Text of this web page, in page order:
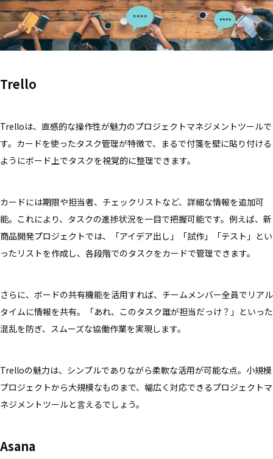
Trello
Trelloは、直感的な操作性が魅力のプロジェクトマネジメントツールで
す。カードを使ったタスク管理が特徴で、まるで付箋を壁に貼り付ける
ようにボード上でタスクを視覚的に整理できます。
カードには期限や担当者、チェックリストなど、詳細な情報を追加可
能。これにより、タスクの進捗状況を一目で把握可能です。例えば、新
商品開発プロジェクトでは、「アイデア出し」「試作」「テスト」とい
ったリストを作成し、各段階でのタスクをカードで管理できます。
さらに、ボードの共有機能を活用すれば、チームメンバー全員でリアル
タイムに情報を共有。「あれ、このタスク誰が担当だっけ？」といった
混乱を防ぎ、スムーズな協働作業を実現します。
Trelloの魅力は、シンプルでありながら柔軟な活用が可能な点。小規模
プロジェクトから大規模なものまで、幅広く対応できるプロジェクトマ
ネジメントツールと言えるでしょう。
Asana